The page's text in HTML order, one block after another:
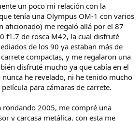
un poco mi relación con la
tenía una Olympus OM-1 con varios
aficionado) me regaló allá por el 87
f1.7 de rosca M42, la cual disfruté
de los 90 ya estaban más de
compactas, y me regalaron una
disfruté mucho ya que cabía en el
he revelado, ni he tenido mucho
para cámaras de carrete.
rondando 2005, me compré una
y carcasa metálica, con esta me